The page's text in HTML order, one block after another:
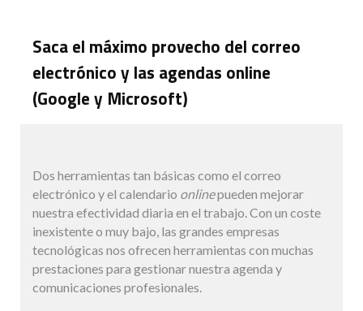
Saca el máximo provecho del correo
electrónico y las agendas online
(Google y Microsoft)
Dos herramientas tan básicas como el correo
electrónico y el calendario onlinepueden mejorar
nuestra efectividad diaria en el trabajo. Con un coste
inexistente o muy bajo, las grandes empresas
tecnológicas nos ofrecen herramientas con muchas
prestaciones para gestionar nuestra agenda y
comunicaciones profesionales.